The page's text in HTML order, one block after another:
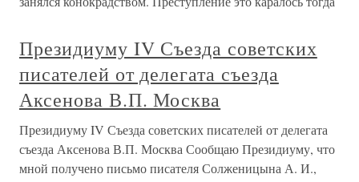
Президиуму IV Съезда советских
писателей от делегата съезда
Аксенова В.П. Москва
Президиуму IV Съезда советских писателей от делегата
съезда Аксенова В.П. Москва Сообщаю Президиуму, что
мной получено письмо писателя Солженицына А. И.,